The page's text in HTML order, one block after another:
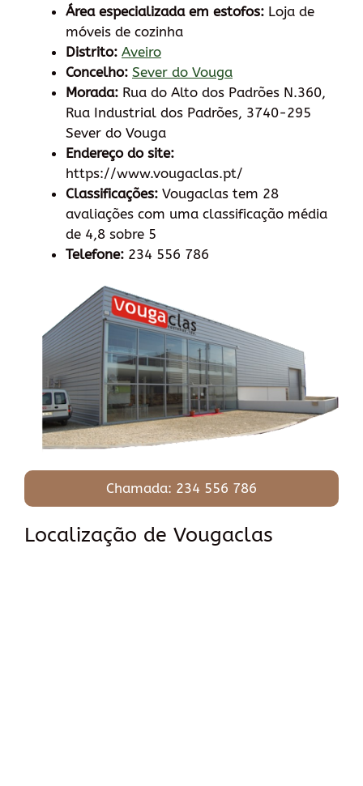
Área especializada em estofos: Loja de
móveis de cozinha
Distrito: Aveiro
Concelho: Sever do Vouga
Morada: Rua do Alto dos Padrões N.360,
Rua Industrial dos Padrões, 3740-295
Sever do Vouga
Endereço do site:
https://www.vougaclas.pt/
Classificações: Vougaclas tem 28
avaliações com uma classificação média
de 4,8 sobre 5
Telefone: 234 556 786
Chamada: 234 556 786
Localização de Vougaclas